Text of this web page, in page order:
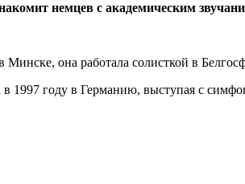
немцев с академическим
она работала солисткой в
1997 году в Германию, выступая с